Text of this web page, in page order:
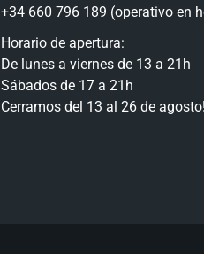
+34 660 796 189 (operativo en
Horario de apertura:
De lunes a viernes de 13 a 21h
Sábados de 17 a 21h
Cerramos del 13 al 26 de